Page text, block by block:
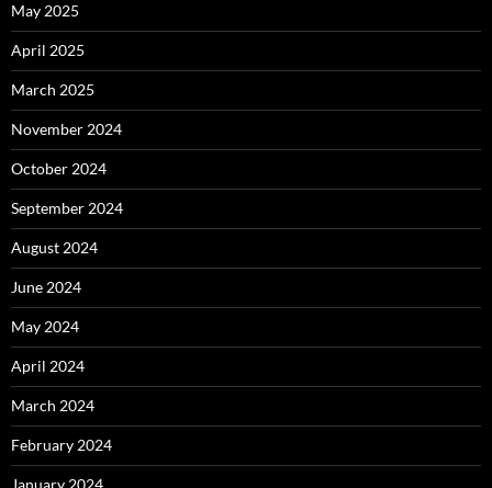
May 2025
April 2025
March 2025
November 2024
October 2024
September 2024
August 2024
June 2024
May 2024
April 2024
March 2024
February 2024
January 2024